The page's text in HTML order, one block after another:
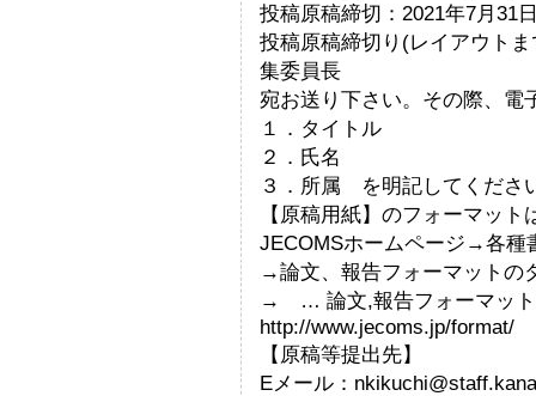
投稿原稿締切：2021年7月31
投稿原稿締切り(レイアウト
集委員長
宛お送り下さい。その際、電
１．タイトル
２．氏名
３．所属 を明記してくださ
【原稿用紙】のフォーマッ
JECOMSホームページ→各種
→論文、報告フォーマットの
→ … 論文,報告フォーマッ
http://www.jecoms.jp/format/
【原稿等提出先】
Eメール：